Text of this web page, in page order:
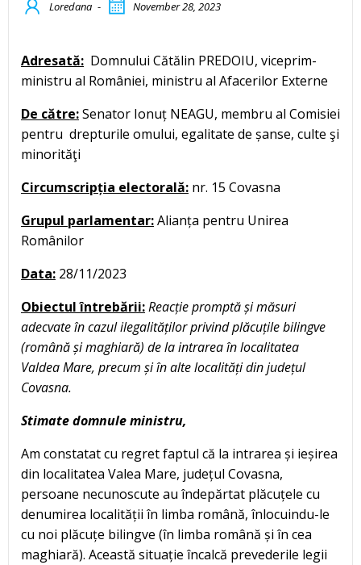
Loredana - November 28, 2023
Adresată: Domnului Cătălin PREDOIU, viceprim-
ministru al României, ministru al Afacerilor Externe
De către:Senator Ionuț NEAGU, membru al Comisiei
pentru drepturile omului, egalitate de șanse, culte şi
minorităţi
Circumscripția electorală: nr. 15 Covasna
Grupul parlamentar:Alianța pentru Unirea
Românilor
Data: 28/11/2023
Obiectul întrebării:Reacție promptă și măsuri
adecvate în cazul ilegalităților privind plăcuțile bilingve
(română și maghiară) de la intrarea în localitatea
Valdea Mare, precum și în alte localități din județul
Covasna.
Stimate domnule ministru,
Am constatat cu regret faptul că la intrarea și ieșirea
din localitatea Valea Mare, județul Covasna,
persoane necunoscute au îndepărtat plăcuțele cu
denumirea localității în limba română, înlocuindu-le
cu noi plăcuțe bilingve (în limba română și în cea
maghiară). Această situație încalcă prevederile legii